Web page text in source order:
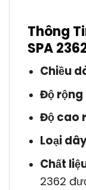
Thông
SPA
Chiều
Độ
Độ cao
Loại
Chất
2362